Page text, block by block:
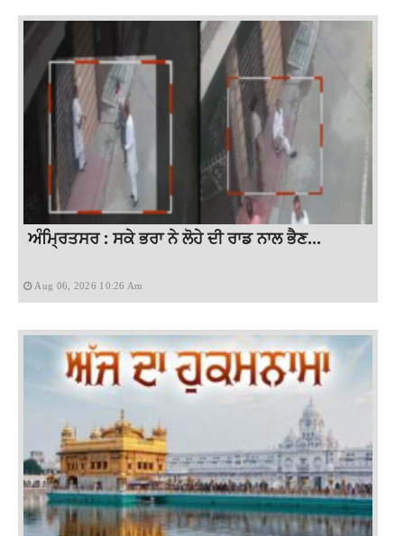
ਅੰਮ੍ਰਿਤਸਰ : ਸਕੇ ਭਰਾ ਨੇ ਲੋਹੇ ਦੀ ਰਾਡ ਨਾਲ ਭੈਣ...
Aug 06, 2026 10:26 Am